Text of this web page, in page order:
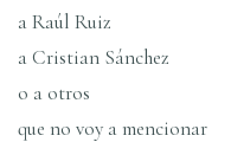
a Raúl Ruiz
a Cristian Sánchez
o a otros
que no voy a mencionar